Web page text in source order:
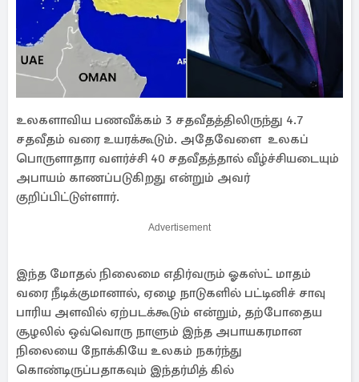
உலகளாவிய பணவீக்கம் 3 சதவீதத்திலிருந்து 4.7
சதவீதம் வரை உயரக்கூடும். அதேவேளை உலகப்
பொருளாதார வளர்ச்சி 40 சதவீதத்தால் வீழ்ச்சியடையும்
அபாயம் காணப்படுகிறது என்றும் அவர்
குறிப்பிட்டுள்ளார்.
Advertisement
இந்த மோதல் நிலைமை எதிர்வரும் ஓகஸ்ட் மாதம்
வரை நீடிக்குமானால், ஏழை நாடுகளில் பட்டினிச் சாவு
பாரிய அளவில் ஏற்படக்கூடும் என்றும், தற்போதைய
சூழலில் ஒவ்வொரு நாளும் இந்த அபாயகரமான
நிலையை நோக்கியே உலகம் நகர்ந்து
கொண்டிருப்பதாகவும் இந்தர்மித் கில்